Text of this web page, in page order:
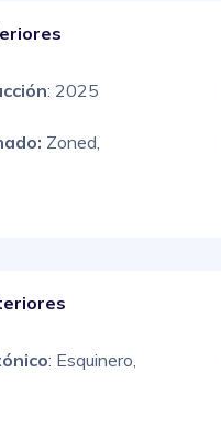
: 2025
Zoned,
: Esquinero,